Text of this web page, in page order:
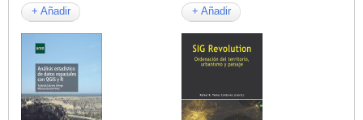
+ Añadir + Añadir